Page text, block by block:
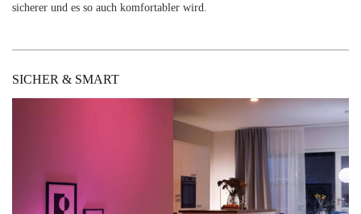
sicherer und es so auch komfortabler wird.
SICHER & SMART